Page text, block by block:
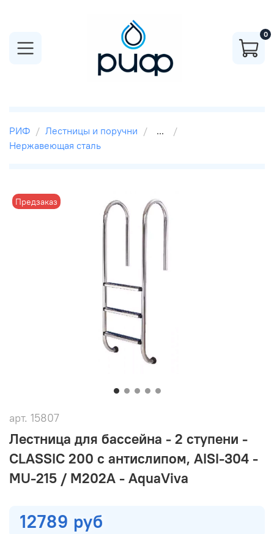
0
РИФ Лестницы и поручни
...
Нержавеющая сталь
Предзаказ
арт. 15807
Лестница для бассейна - 2 ступени -
CLASSIC 200 с антислипом, AISI-304 -
MU-215 / M202A - AquaViva
12789 руб